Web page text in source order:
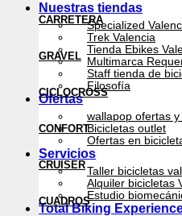
Nuestras tiendas
Specialized
Trek Valencia
Tienda Ebikes
Multimarca
Staff tienda de
Filosofía
Ofertas
wallapop ofertas
Bicicletas outlet
Ofertas en
Servicios
Taller bicicletas
Alquiler bicicletas
Estudio
Total Biking
CARRETERA
GRAVEL
CICLOCROSS
CONFORT
CRUISER
CUADROS